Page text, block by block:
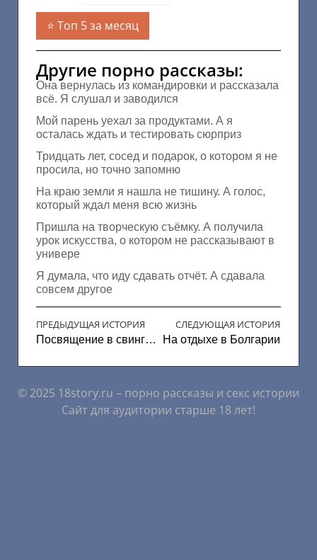
Топ 5 за месяц
Другие порно рассказы:
Она вернулась из командировки и рассказала
всё. Я слушал и заводился
Мой парень уехал за продуктами. А я
осталась ждать и тестировать сюрприз
Тридцать лет, сосед и подарок, о котором я не
просила, но точно запомню
На краю земли я нашла не тишину. А голос,
который ждал меня всю жизнь
Пришла на творческую съёмку. А получила
урок искусства, о котором не рассказывают в
универе
Я думала, что иду сдавать отчёт. А сдавала
совсем другое
ПРЕДЫДУЩАЯ ИСТОРИЯ
Посвящение в свинг культуру
СЛЕДУЮЩАЯ ИСТОРИЯ
На отдыхе в Болгарии
© 2025 18story.ru – порно рассказы и секс истории
Сайт для аудитории старше 18 лет!